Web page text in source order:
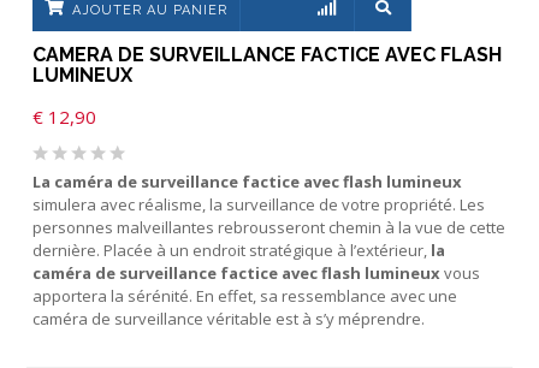
AJOUTER AU PANIER
CAMERA DE SURVEILLANCE FACTICE AVEC FLASH
LUMINEUX
€ 12,90
La caméra de surveillance factice avec flash lumineux
simulera avec réalisme, la surveillance de votre propriété. Les
personnes malveillantes rebrousseront chemin à la vue de cette
dernière. Placée à un endroit stratégique à l’extérieur, la
caméra de surveillance factice avec flash lumineux vous
apportera la sérénité. En effet, sa ressemblance avec une
caméra de surveillance véritable est à s’y méprendre.